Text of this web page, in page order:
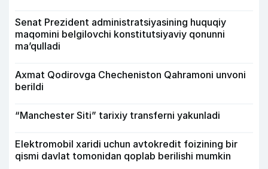
Senat Prezident administratsiyasining huquqiy
maqomini belgilovchi konstitutsiyaviy qonunni
ma’qulladi
Axmat Qodirovga Checheniston Qahramoni unvoni
berildi
“Manchester Siti” tarixiy transferni yakunladi
Elektromobil xaridi uchun avtokredit foizining bir
qismi davlat tomonidan qoplab berilishi mumkin